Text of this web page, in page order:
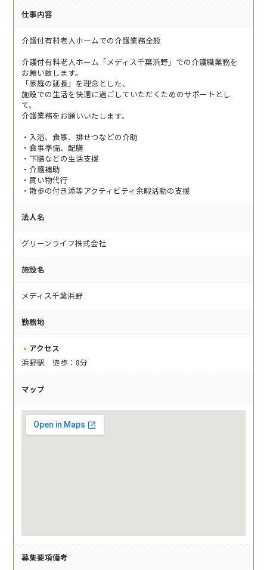
仕事内容
介護付有料老人ホームでの介護業務全般
介護付有料老人ホーム「メディス千葉浜野」での介護職業務を
お願い致します。
「家庭の延長」を理念とした、
施設での生活を快適に過ごしていただくためのサポートとし
て、
介護業務をお願いいたします。
・入浴、食事、排せつなどの介助
・食事準備、配膳
・下膳などの生活支援
・介護補助
・買い物代行
・散歩の付き添等アクティビティ余暇活動の支援
法人名
グリーンライフ株式会社
施設名
メディス千葉浜野
勤務地
アクセス
浜野駅 徒歩：8分
マップ
募集要項備考